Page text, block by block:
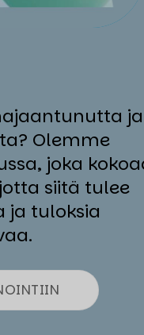
ja
Olemme
joka
siitä tulee
ja tuloksia